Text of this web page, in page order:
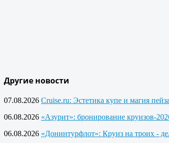
Другие новости
07.08.2026 Cruise.ru: Эстетика купе и магия
06.08.2026 «Азурит»: бронирование круизов-
06.08.2026 «Донинтурфлот»: Круиз на троих -